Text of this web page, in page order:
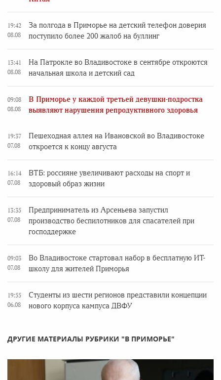
19:42
08.08
За полгода в Приморье на детский телефон доверия
поступило более 200 жалоб на буллинг
13:41
08.08
На Патрокле во Владивостоке в сентябре откроются
начальная школа и детский сад
09:08
08.08
В Приморье у каждой третьей девушки-подростка
выявляют нарушения репродуктивного здоровья
19:37
07.08
Пешеходная аллея на Ивановской во Владивостоке
откроется к концу августа
16:14
07.08
ВТБ: россияне увеличивают расходы на спорт и
здоровый образ жизни
13:35
07.08
Предприниматель из Арсеньева запустил
производство беспилотников для спасателей при
господдержке
09:03
07.08
Во Владивостоке стартовал набор в бесплатную ИТ-
школу для жителей Приморья
19:55
06.08
Студенты из шести регионов представили концепции
нового корпуса кампуса ДВФУ
ДРУГИЕ МАТЕРИАЛЫ РУБРИКИ "В ПРИМОРЬЕ"